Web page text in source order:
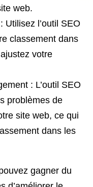
web.
Utilisez l’outil SEO
classement dans
votre
: L’outil SEO
problèmes de
site web, ce qui
dans les
gagner du